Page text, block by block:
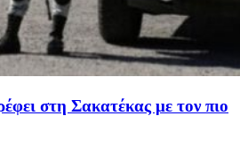
στη Σακατέκας με τον πιο